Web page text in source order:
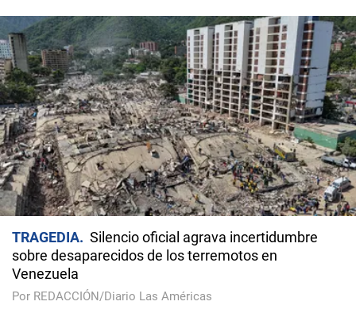
TRAGEDIA
Silencio oficial agrava incertidumbre
sobre desaparecidos de los terremotos en
Venezuela
Por REDACCIÓN/Diario Las Américas